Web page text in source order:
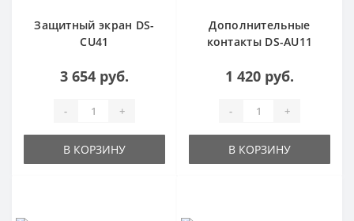
Защитный экран DS-
CU41
3 654 руб.
- +
В КОРЗИНУ
Дополнительные
контакты DS-AU11
1 420 руб.
- +
В КОРЗИНУ